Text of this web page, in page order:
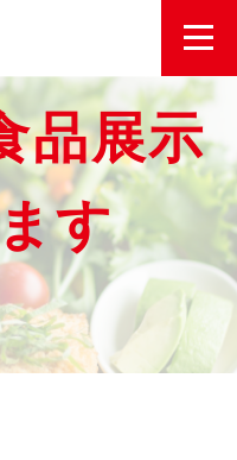
品展示
す